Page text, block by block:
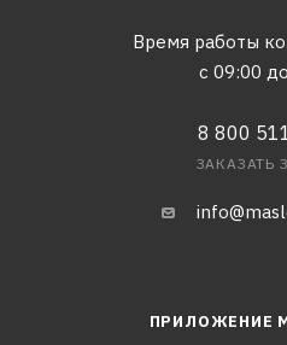
Время работы
с 09:00
8 800
ЗАКАЗАТЬ
ПРИЛОЖЕНИЕ